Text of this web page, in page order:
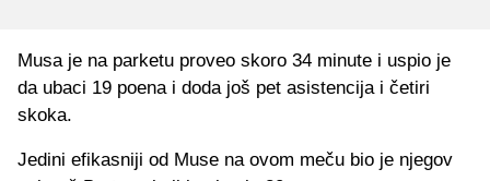
Musa je na parketu proveo skoro 34 minute i uspio je
da ubaci 19 poena i doda još pet asistencija i četiri
skoka.
Jedini efikasniji od Muse na ovom meču bio je njegov